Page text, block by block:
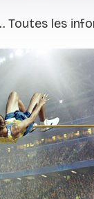
Toutes les